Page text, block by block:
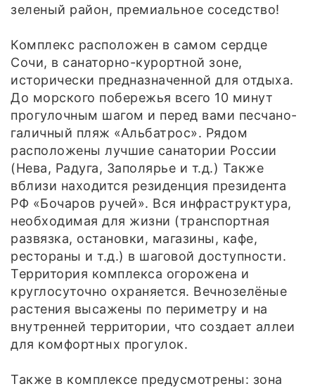
зеленый район, премиальное соседство!
Комплекс расположен в самом сердце
Сочи, в санаторно-курортной зоне,
исторически предназначенной для отдыха.
До морского побережья всего 10 минут
прогулочным шагом и перед вами песчано-
галичный пляж «Альбатрос». Рядом
расположены лучшие санатории России
(Нева, Радуга, Заполярье и т.д.) Также
вблизи находится резиденция президента
РФ «Бочаров ручей». Вся инфраструктура,
необходимая для жизни (транспортная
развязка, остановки, магазины, кафе,
рестораны и т.д.) в шаговой доступности.
Территория комплекса огорожена и
круглосуточно охраняется. Вечнозелёные
растения высажены по периметру и на
внутренней территории, что создает аллеи
для комфортных прогулок.
Также в комплексе предусмотрены: зона